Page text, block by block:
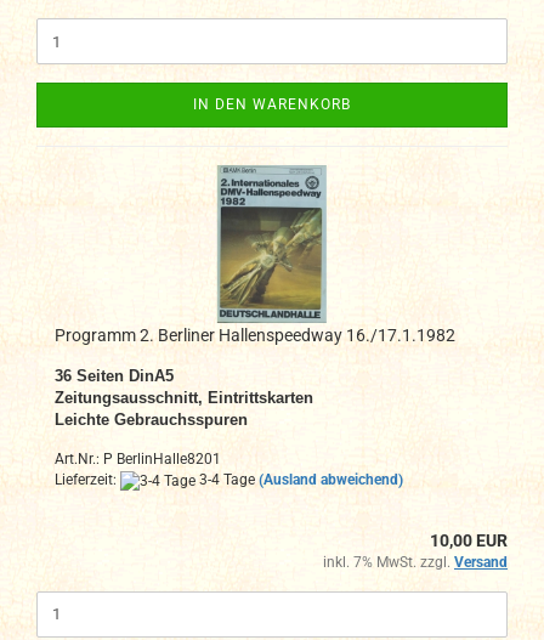
IN DEN WARENKORB
Programm 2. Berliner Hallenspeedway 16./17.1.1982
36 Seiten DinA5
Zeitungsausschnitt, Eintrittskarten
Leichte Gebrauchsspuren
Art.Nr.: P BerlinHalle8201
Lieferzeit:
3-4 Tage (Ausland abweichend)
10,00 EUR
inkl. 7% MwSt. zzgl. Versand